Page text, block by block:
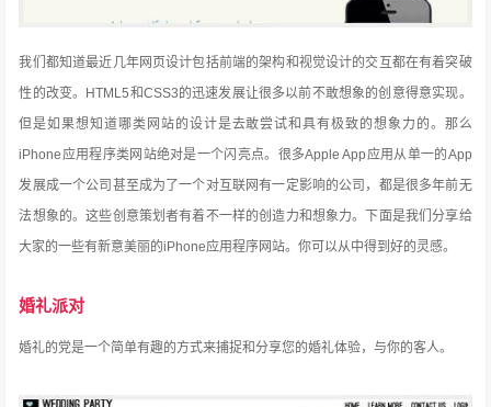
我们都知道最近几年网页设计包括前端的架构和视觉设计的交互都在有着突破
性的改变。HTML5和CSS3的迅速发展让很多以前不敢想象的创意得意实现。
但是如果想知道哪类网站的设计是去敢尝试和具有极致的想象力的。那么
iPhone应用程序类网站绝对是一个闪亮点。很多Apple App应用从单一的App
发展成一个公司甚至成为了一个对互联网有一定影响的公司，都是很多年前无
法想象的。这些创意策划者有着不一样的创造力和想象力。下面是我们分享给
大家的一些有新意美丽的iPhone应用程序网站。你可以从中得到好的灵感。
婚礼派对
婚礼的党是一个简单有趣的方式来捕捉和分享您的婚礼体验，与你的客人。